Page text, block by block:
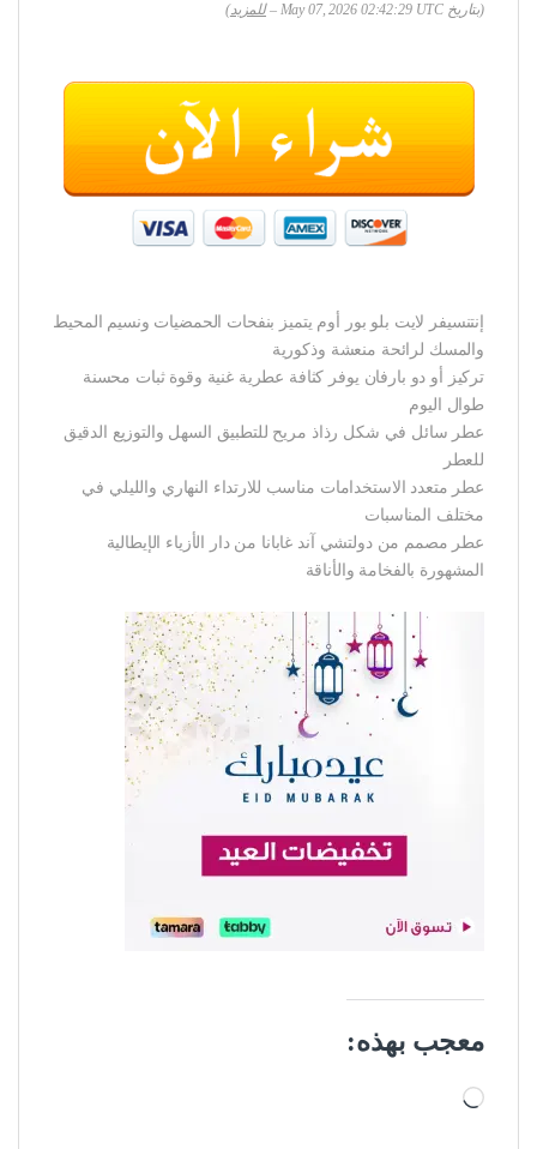
(بتاريخ May 07, 2026 02:42:29 UTC – للمزيد)
إنتنسيفر لايت بلو بور أوم يتميز بنفحات الحمضيات ونسيم المحيط
والمسك لرائحة منعشة وذكورية
تركيز أو دو بارفان يوفر كثافة عطرية غنية وقوة ثبات محسنة
طوال اليوم
عطر سائل في شكل رذاذ مريح للتطبيق السهل والتوزيع الدقيق
للعطر
عطر متعدد الاستخدامات مناسب للارتداء النهاري والليلي في
مختلف المناسبات
عطر مصمم من دولتشي آند غابانا من دار الأزياء الإيطالية
المشهورة بالفخامة والأناقة
معجب بهذه:
جاري التحميل…